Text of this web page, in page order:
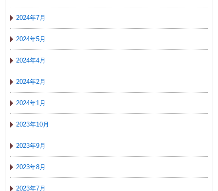
2024年7月
2024年5月
2024年4月
2024年2月
2024年1月
2023年10月
2023年9月
2023年8月
2023年7月